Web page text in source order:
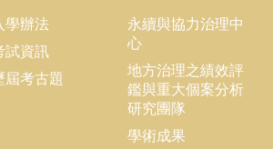
學辦法
試資訊
屆考古題
永續與協力治理中
心
地方治理之績效評
鑑與重大個案分析
研究團隊
學術成果